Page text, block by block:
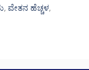
, ವೇತನ ಹೆಚ್ಚಳ,